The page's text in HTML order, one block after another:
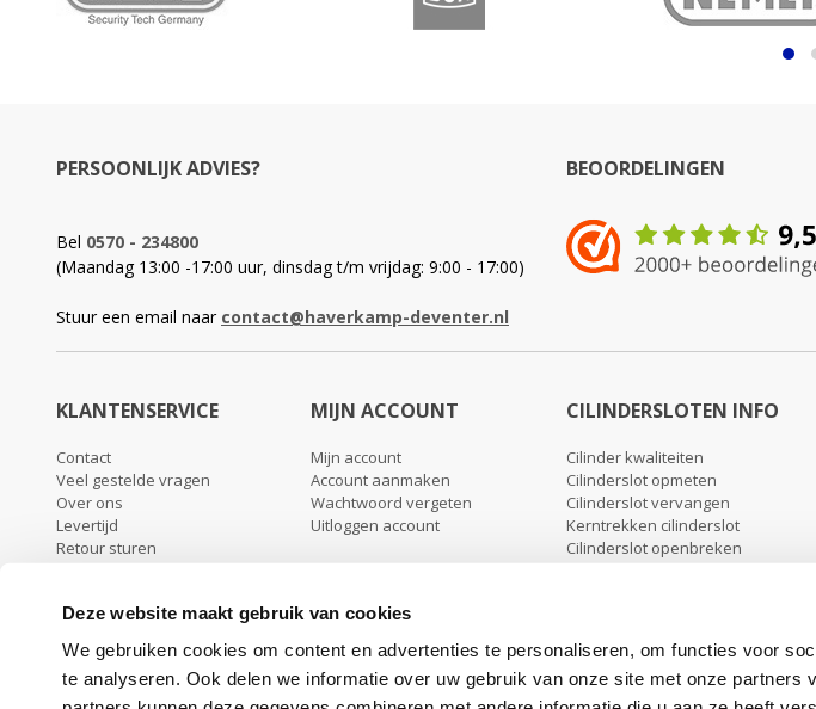
Deze website maakt gebruik van cookies
We gebruiken cookies om content en advertenties te personaliseren, om functies voor
te analyseren. Ook delen we informatie over uw gebruik van onze site met onze partners
PERSOONLIJK ADVIES?
Bel 0570 - 234800
(Maandag 13:00 -17:00 uur, dinsdag t/m vrijdag: 9:00 - 17:00)
Stuur een email naar contact@haverkamp-deventer.nl
BEOORDELINGEN
KLANTENSERVICE
Contact
Veel gestelde vragen
Over ons
Levertijd
Retour sturen
Privacy beleid
MIJN ACCOUNT
Mijn account
Account aanmaken
Wachtwoord vergeten
Uitloggen account
CILINDERSLOTEN INFO
Cilinder kwaliteiten
Cilinderslot opmeten
Cilinderslot vervangen
Kerntrekken cilinderslot
Cilinderslot openbreken